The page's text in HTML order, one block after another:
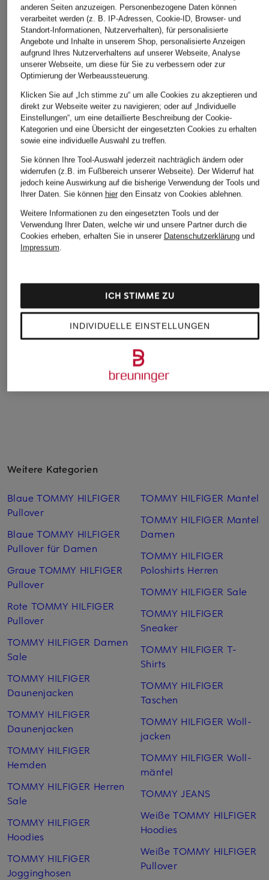
BOGNER
Bestpreis:275 €
139,90 €
89,99 €
Weitere Kategorien
Blaue TOMMY HILFIGER
Pullover
Blaue TOMMY HILFIGER
Pullover für Damen
Graue TOMMY HILFIGER
Pullover
Rote TOMMY HILFIGER
Pullover
TOMMY HILFIGER Damen
Sale
TOMMY HILFIGER
Daunenjacken
TOMMY HILFIGER
Daunenjacken
TOMMY HILFIGER
Hemden
TOMMY HILFIGER Herren
Sale
TOMMY HILFIGER
Hoodies
TOMMY HILFIGER
Jogginghosen
TOMMY HILFIGER Mantel
TOMMY HILFIGER Mantel
Damen
TOMMY HILFIGER
Poloshirts Herren
TOMMY HILFIGER Sale
TOMMY HILFIGER
Sneaker
TOMMY HILFIGER T-
Shirts
TOMMY HILFIGER
Taschen
TOMMY HILFIGER Woll­
jacken
TOMMY HILFIGER Woll­
mäntel
TOMMY JEANS
Weiße TOMMY HILFIGER
Hoodies
Weiße TOMMY HILFIGER
Pullover
anderen Seiten anzuzeigen. Personenbezogene Daten können
verarbeitet werden (z. B. IP-Adressen, Cookie-ID, Browser- und
Standort-Informationen, Nutzerverhalten), für personalisierte
Angebote und Inhalte in unserem Shop, personalisierte Anzeigen
aufgrund Ihres Nutzerverhaltens auf unserer Webseite, Analyse
unserer Webseite, um diese für Sie zu verbessern oder zur
Optimierung der Werbeaussteuerung.
Klicken Sie auf „Ich stimme zu“ um alle Cookies zu akzeptieren und
direkt zur Webseite weiter zu navigieren; oder auf „Individuelle
Einstellungen“, um eine detaillierte Beschreibung der Cookie-
Kategorien und eine Übersicht der eingesetzten Cookies zu erhalten
sowie eine individuelle Auswahl zu treffen.
Sie können Ihre Tool-Auswahl jederzeit nachträglich ändern oder
widerrufen (z.B. im Fußbereich unserer Webseite). Der Widerruf hat
jedoch keine Auswirkung auf die bisherige Verwendung der Tools und
Ihrer Daten. Sie können hierden Einsatz von Cookies ablehnen.
Weitere Informationen zu den eingesetzten Tools und der
Verwendung Ihrer Daten, welche wir und unsere Partner durch die
Cookies erheben, erhalten Sie in unserer Datenschutzerklärungund
Impressum.
INDIVIDUELLE EINSTELLUNGEN
ICH STIMME ZU